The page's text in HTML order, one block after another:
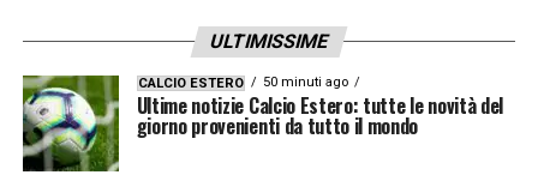
ULTIMISSIME
CALCIO ESTERO 50 minuti ago
Ultime notizie Calcio Estero: tutte le novità del
giorno provenienti da tutto il mondo